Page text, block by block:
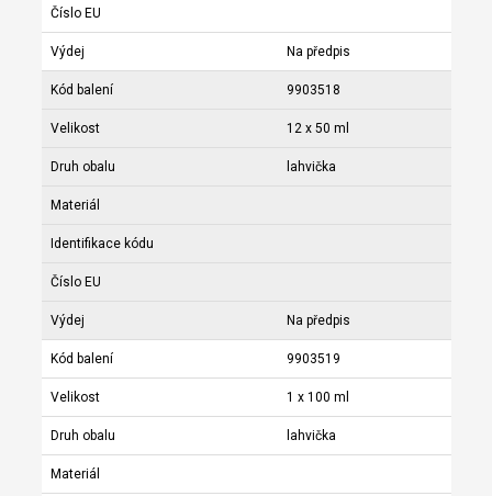
Číslo EU
Výdej Na předpis
Kód balení 9903518
Velikost 12 x 50 ml
Druh obalu lahvička
Materiál
Identifikace kódu
Číslo EU
Výdej Na předpis
Kód balení 9903519
Velikost 1 x 100 ml
Druh obalu lahvička
Materiál